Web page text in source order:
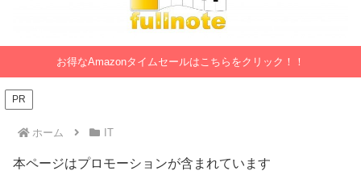
お得なAmazonタイムセールはこちらをクリック！！
PR
ホーム IT
本ページはプロモーションが含まれています